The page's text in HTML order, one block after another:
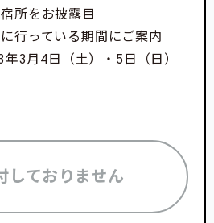
所をお披露目
行っている期間にご案内
3月4日（土）・5日（日）
しておりません